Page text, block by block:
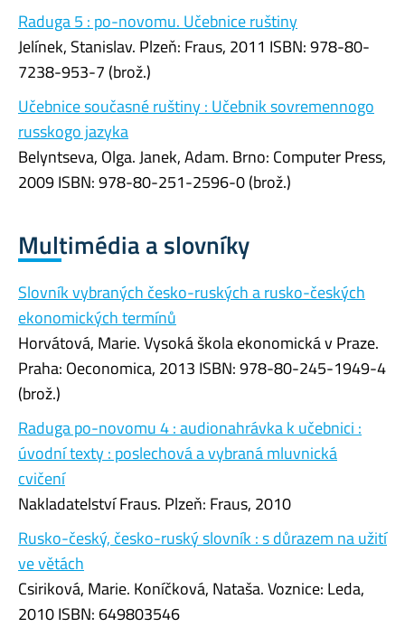
Raduga 5 : po-novomu. Učebnice ruštiny
Jelínek, Stanislav. Plzeň: Fraus, 2011 ISBN: 978-80-
7238-953-7 (brož.)
Učebnice současné ruštiny : Učebnik sovremennogo
russkogo jazyka
Belyntseva, Olga. Janek, Adam. Brno: Computer Press,
2009 ISBN: 978-80-251-2596-0 (brož.)
Multimédia a slovníky
Slovník vybraných česko-ruských a rusko-českých
ekonomických termínů
Horvátová, Marie. Vysoká škola ekonomická v Praze.
Praha: Oeconomica, 2013 ISBN: 978-80-245-1949-4
(brož.)
Raduga po-novomu 4 : audionahrávka k učebnici :
úvodní texty : poslechová a vybraná mluvnická
cvičení
Nakladatelství Fraus. Plzeň: Fraus, 2010
Rusko-český, česko-ruský slovník : s důrazem na užití
ve větách
Csiriková, Marie. Koníčková, Nataša. Voznice: Leda,
2010 ISBN: 649803546